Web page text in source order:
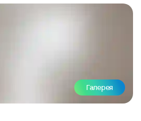
Галерея